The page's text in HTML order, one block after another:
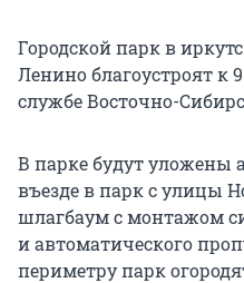
Городской парк в
Ленино благоустроят к
службе Восточно-
В парке будут уложены
въезде в парк с улицы
шлагбаум с монтажом
и автоматического
периметру парк